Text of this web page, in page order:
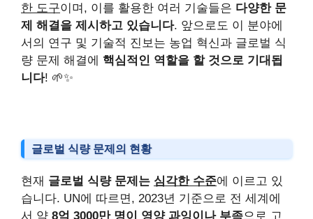
한 도구이며, 이를 활용한 여러 기술들은 다양한 문
제 해결을 제시하고 있습니다. 앞으로도 이 분야에
서의 연구 및 기술적 진보는 농업 혁신과 글로벌 식
량 문제 해결에 핵심적인 역할을 할 것으로 기대됩
니다! 🌱✨
글로벌 식량 문제의 현황
현재 글로벌 식량 문제는 심각한 수준에 이르고 있
습니다. UN에 따르면, 2023년 기준으로 전 세계에
서 약 8억 3000만 명이 영양 과잉이나 부족으로 고